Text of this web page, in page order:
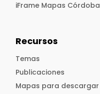
iFrame Mapas Córdoba
Recursos
Temas
Publicaciones
Mapas para descargar